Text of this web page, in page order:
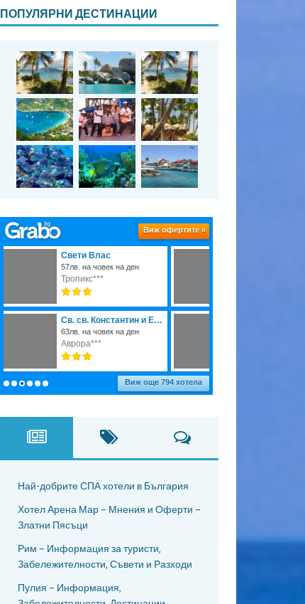
ПОПУЛЯРНИ ДЕСТИНАЦИИ
Най-добрите СПА хотели в България
Хотел Арена Мар – Мнения и Оферти –
Златни Пясъци
Рим – Информация за туристи,
Забележителности, Съвети и Разходи
Пулия – Информация,